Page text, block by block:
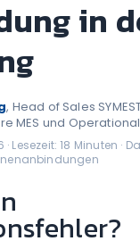
in
, Head of Sales
MES und
Lesezeit: 18 Minuten ·